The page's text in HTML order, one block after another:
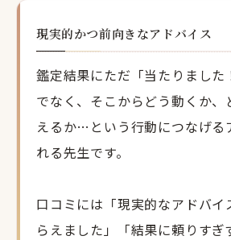
現実的かつ前向きなアドバイス
鑑定結果にただ「当たりました
でなく、そこからどう動くか、
えるか…という行動につなげる
れる先生です。
口コミには「現実的なアドバイ
らえました」「結果に頼りす